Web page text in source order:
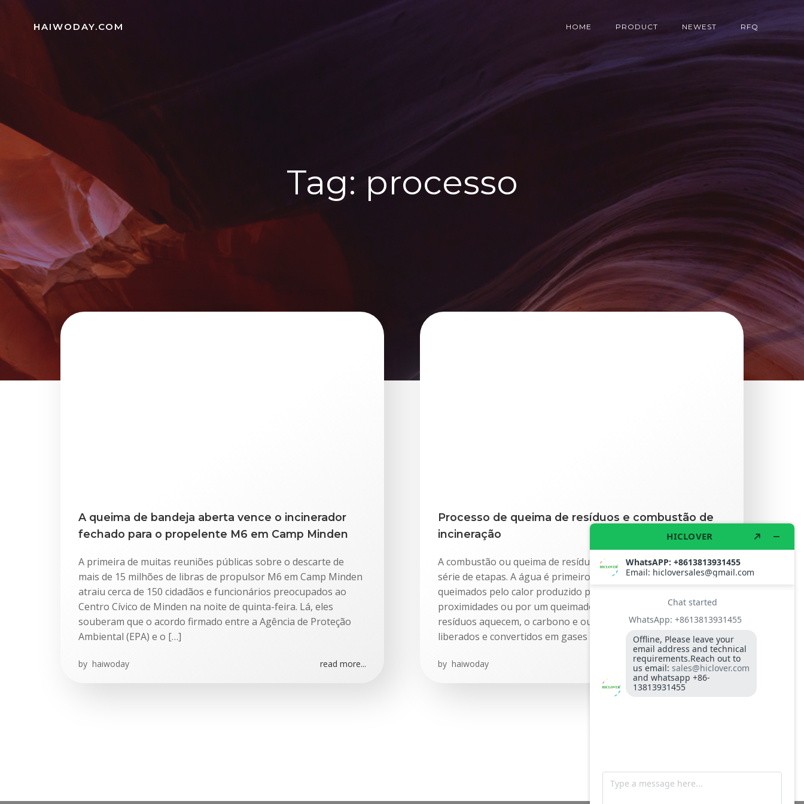
HAIWODAY.COM HOME PRODUCT NEWEST RFQ
Tag: processo
A queima de bandeja aberta vence o incinerador
fechado para o propelente M6 em Camp Minden
A primeira de muitas reuniões públicas sobre o descarte de
mais de 15 milhões de libras de propulsor M6 em Camp Minden
atraiu cerca de 150 cidadãos e funcionários preocupados ao
Centro Cívico de Minden na noite de quinta-feira. Lá, eles
souberam que o acordo firmado entre a Agência de Proteção
Ambiental (EPA) e o […]
by haiwoday read more...
Processo de queima de resíduos e combustão de
incineração
A combustão ou queima de resíduos sólidos passa por uma
série de etapas. A água é primeiro retirada dos resíduos não
queimados pelo calor produzido pelo material queimando nas
proximidades ou por um queimador auxiliar. À medida que os
resíduos aquecem, o carbono e outras substâncias são
liberados e convertidos em gases queimáveis. Isso é […]
by haiwoday read more...